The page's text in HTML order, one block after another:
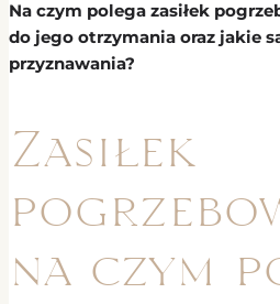
Na czym polega zasiłek
do jego otrzymania oraz jakie
przyznawania?
Zasiłek
na czym